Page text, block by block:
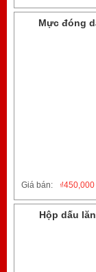
Mực đóng
Giá bán: 450,000
₫
Hộp dấu